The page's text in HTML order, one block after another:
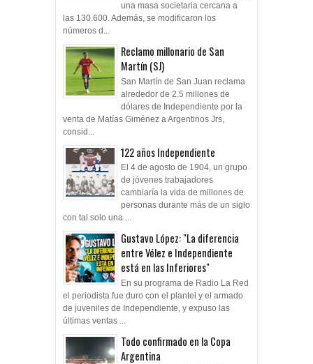
una masa societaria cercana a
las 130.600. Además, se modificaron los
números d...
Reclamo millonario de San
Martín (SJ)
San Martín de San Juan reclama
alrededor de 2.5 millones de
dólares de Independiente por la
venta de Matías Giménez a Argentinos Jrs,
consid...
122 años Independiente
El 4 de agosto de 1904, un grupo
de jóvenes trabajadores
cambiaría la vida de millones de
personas durante más de un siglo
con tal solo una ...
Gustavo López: "La diferencia
entre Vélez e Independiente
está en las Inferiores"
En su programa de Radio La Red
el periodista fue duro con el plantel y el armado
de juveniles de Independiente, y expuso las
últimas ventas ...
Todo confirmado en la Copa
Argentina